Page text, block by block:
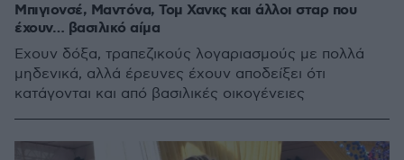
Μπιγιονσέ, Μαντόνα, Τομ Χανκς και άλλοι σταρ που
έχουν… βασιλικό αίμα
Έχουν δόξα, τραπεζικούς λογαριασμούς με πολλά
μηδενικά, αλλά έρευνες έχουν αποδείξει ότι
κατάγονται και από βασιλικές οικογένειες